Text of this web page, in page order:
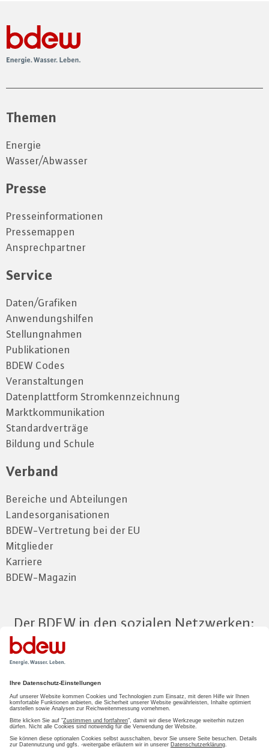
Themen
Energie
Wasser/Abwasser
Presse
Presseinformationen
Pressemappen
Ansprechpartner
Service
Daten/Grafiken
Anwendungshilfen
Stellungnahmen
Publikationen
BDEW Codes
Veranstaltungen
Datenplattform Stromkennzeichnung
Marktkommunikation
Standardverträge
Bildung und Schule
Verband
Bereiche und Abteilungen
Landesorganisationen
BDEW-Vertretung bei der EU
Mitglieder
Karriere
BDEW-Magazin
Der BDEW in den sozialen Netzwerken:
Zum Mitgliederbereich
LOGIN